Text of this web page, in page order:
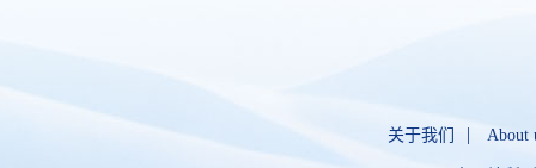
关于我们 | About